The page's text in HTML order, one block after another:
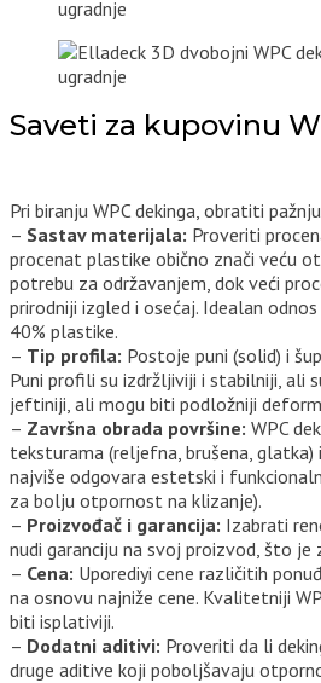
Saveti za kupovinu
Pri biranju WPC dekinga, obratiti
– Sastav materijala: Proveriti
procenat plastike obično znači veću
potrebu za održavanjem, dok veći
prirodniji izgled i osećaj. Idealan
40% plastike.
– Tip profila: Postoje puni (solid) i
Puni profili su izdržljiviji i stabilniji, ali
jeftiniji, ali mogu biti podložniji
– Završna obrada površine: WPC
teksturama (reljefna, brušena,
najviše odgovara estetski i
za bolju otpornost na klizanje).
– Proizvođač i garancija: Izabrati
nudi garanciju na svoj proizvod, što
– Cena: Uporediyi cene različitih
na osnovu najniže cene. Kvalitetniji
biti isplativiji.
– Dodatni aditivi: Proveriti da li
druge aditive koji poboljšavaju